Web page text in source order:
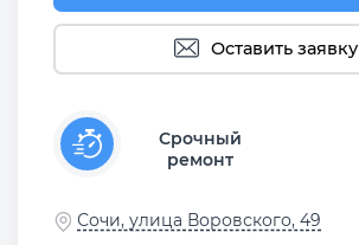
Оставить заявку
Срочный
ремонт
Сочи, улица Воровского, 49